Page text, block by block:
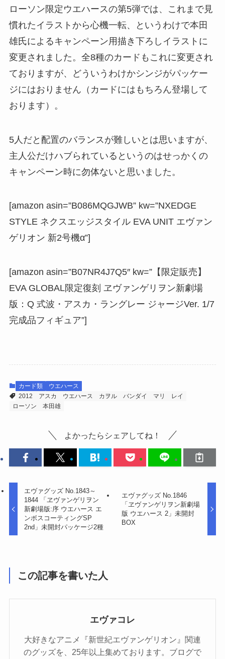
ローソン限定ウエハースの第5弾では、これまで見
慣れたイラストから心機一転、というわけで本田
雄氏によるキャンペーン用描き下ろしイラストに
変更されました。全8種のカードもこれに変更され
ておりますが、どういうわけかシンジがパッケー
ジにはおりません（カードにはもちろん登場して
おります）。
5人だと配置のバランスが難しいとは思いますが、
主人公だけハブられているというのはせっかくの
キャンペーン時に勿体ないと思いました。
[amazon asin=”B086MQGJWB” kw=”NXEDGE
STYLE ネクスエッジスタイル EVA UNIT エヴァン
ゲリオン 新2号機α”]
[amazon asin=”B07NR4J7Q5″ kw=”【限定販売】
EVA GLOBAL限定復刻 ヱヴァンゲリヲン新劇場
版：Q 式波・アスカ・ラングレー ジャージVer. 1/7
完成品フィギュア”]
カード類
ウエハース
2012
アスカ ウエハース カヲル バンダイ マリ
レイ
ローソン
本田雄
よかったらシェアしてね！
エヴァグッズ No.1843～
1844 「ヱヴァンゲリヲン
新劇場版:序 ウエハース エ
ンボスコーティングSP
2nd」未開封パッケージ2種
エヴァグッズ No.1846
「ヱヴァンゲリヲン新劇場
版 ウエハース 2」未開封
BOX
この記事を書いた人
エヴァコレ
大好きなアニメ『新世紀エヴァンゲリオン』関連
のグッズを、25年以上集めております。ブログで